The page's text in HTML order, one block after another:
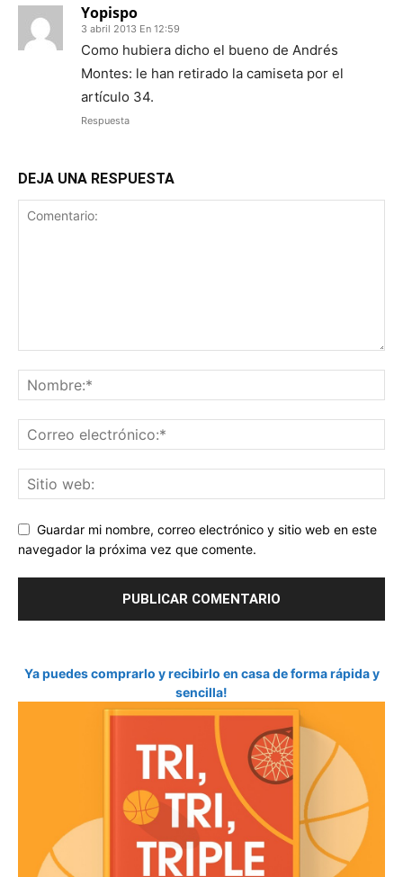
Yopispo
3 abril 2013 En 12:59
Como hubiera dicho el bueno de Andrés
Montes: le han retirado la camiseta por el
artículo 34.
Respuesta
DEJA UNA RESPUESTA
Guardar mi nombre, correo electrónico y sitio web en este
navegador la próxima vez que comente.
Ya puedes comprarlo y recibirlo en casa de forma rápida y
sencilla!